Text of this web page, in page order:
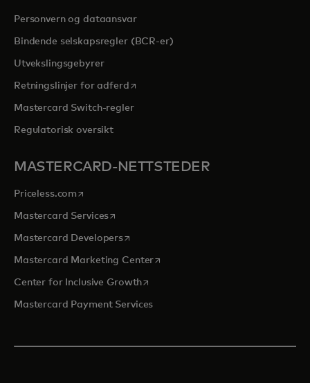
Personvern og dataansvar
Bindende selskapsregler (BCR-er)
Utvekslingsgebyrer
Retningslinjer for adferdopens in a new tab
Mastercard Switch-regler
Regulatorisk oversikt
MASTERCARD-NETTSTEDER
Priceless.com opens in a new tab
Mastercard Servicesopens in a new tab
Mastercard Developersopens in a new tab
Mastercard Marketing Centeropens in a new tab
Center for Inclusive Growthopens in a new tab
Mastercard Payment Services